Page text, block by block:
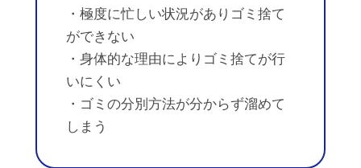
・極度に忙しい状況がありゴミ捨て
ができない
・身体的な理由によりゴミ捨てが行
いにくい
・ゴミの分別方法が分からず溜めて
しまう